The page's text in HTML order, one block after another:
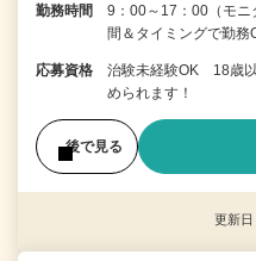
勤務時間
9：00～17：00（モニ
間＆タイミングで勤務
応募資格
治験未経験OK 18歳
められます！
後で見る
更新